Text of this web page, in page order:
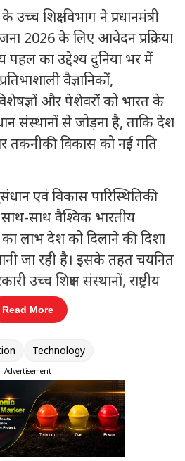
के उच्च शिक्षा विभाग ने प्रधानमंत्री
2026 के लिए आवेदन प्रक्रिया
पहल का उद्देश्य दुनिया भर में
वैज्ञानिकों,
और पेशेवरों को भारत के
संस्थानों से जोड़ना है, ताकि देश
तकनीकी विकास को नई गति
एवं विकास पारिस्थितिकी
साथ वैश्विक भारतीय
लाभ देश को दिलाने की दिशा
जा रही है। इसके तहत चयनित
उच्च शिक्षण संस्थानों, राष्ट्रीय
केंद्रों में कार्य कर सकेंगे।
से कई राज्यों में हालात बिगड़े
Read More
Technology
Advertisement